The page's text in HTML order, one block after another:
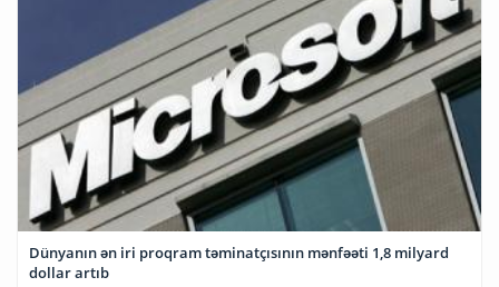
Dünyanın ən iri proqram təminatçısının mənfəəti 1,8 milyard
dollar artıb